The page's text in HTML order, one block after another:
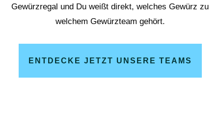
Gewürzregal und Du weißt direkt, welches Gewürz zu
welchem Gewürzteam gehört.
ENTDECKE JETZT UNSERE TEAMS